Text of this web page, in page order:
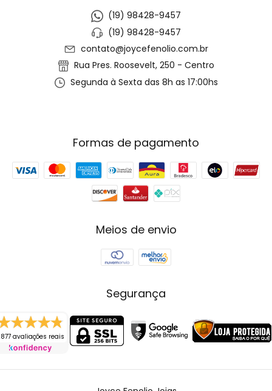
(19) 98428-9457
(19) 98428-9457
contato@joycefenolio.com.br
Rua Pres. Roosevelt, 250 - Centro
Segunda à Sexta das 8h as 17:00hs
Formas de pagamento
Meios de envio
Segurança
avaliações reais